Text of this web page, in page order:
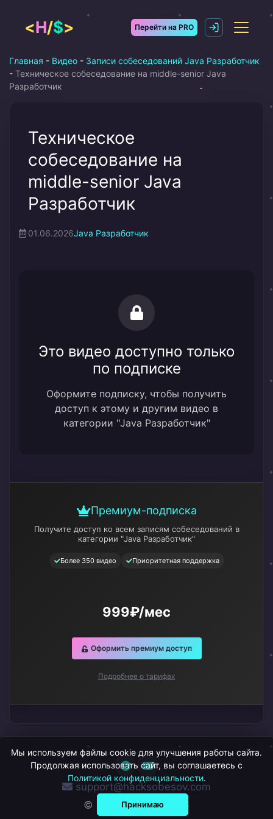
содержимому
<H/$> Перейти на PRO
Главная - Видео - Записи собеседований Java Разработчик
- Техническое собеседование на middle-senior Java
Разработчик
Техническое
собеседование на
middle-senior Java
Разработчик
01.06.2026Java Разработчик
Это видео доступно только
по подписке
Оформите подписку, чтобы получить
доступ к этому и другим видео в
категории "Java Разработчик"
Премиум-подписка
Получите доступ ко всем записям собеседований в
категории "Java Разработчик"
Более 350 видео Приоритетная поддержка
999₽/мес
Оформить премиум доступ
Подробнее о тарифах
© ХакСобесов, 2026
support@hacksobesov.com
Мы используем файлы cookie для улучшения работы сайта.
Продолжая использовать сайт, вы соглашаетесь с
Политикой конфиденциальности.
Принимаю